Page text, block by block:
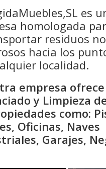
es
homologada
residuos no
hacia los
localidad.
empresa
y Limpieza
como:
Oficinas, Naves
Garajes,